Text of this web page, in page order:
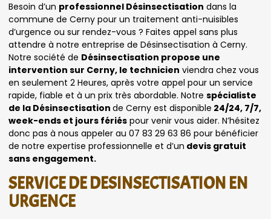
Besoin d’un professionnel Désinsectisation dans la
commune de Cerny pour un traitement anti-nuisibles
d’urgence ou sur rendez-vous ? Faites appel sans plus
attendre à notre entreprise de Désinsectisation à Cerny.
Notre société de Désinsectisation propose une
intervention sur Cerny, le technicien viendra chez vous
en seulement 2 Heures, après votre appel pour un service
rapide, fiable et à un prix très abordable. Notre spécialiste
de la Désinsectisation de Cerny est disponible 24/24, 7/7,
week-ends et jours fériés pour venir vous aider. N’hésitez
donc pas à nous appeler au 07 83 29 63 86 pour bénéficier
de notre expertise professionnelle et d’un devis gratuit
sans engagement.
SERVICE DE DESINSECTISATION EN
URGENCE